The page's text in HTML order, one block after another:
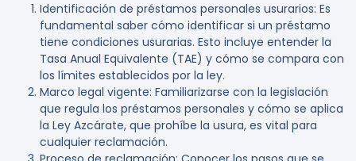
Identificación de préstamos personales usurarios: Es
fundamental saber cómo identificar si un préstamo
tiene condiciones usurarias. Esto incluye entender la
Tasa Anual Equivalente (TAE) y cómo se compara con
los límites establecidos por la ley.
Marco legal vigente: Familiarizarse con la legislación
que regula los préstamos personales y cómo se aplica
la Ley Azcárate, que prohíbe la usura, es vital para
cualquier reclamación.